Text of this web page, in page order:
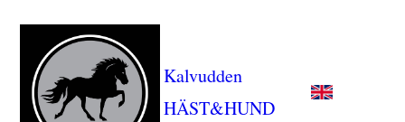
Kalvudden
HÄST&HUND